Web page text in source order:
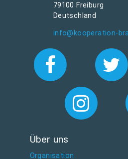
79100 Freiburg
Deutschland
info@kooperation-
Über uns
Organisation